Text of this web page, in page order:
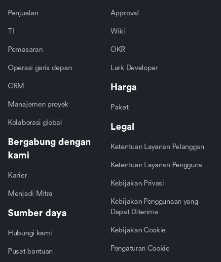
Penjualan
TI
Pemasaran
Operasi garis depan
CRM
Manajemen proyek
Kolaborasi global
Bergabung dengan
kami
Karier
Menjadi Mitra
Sumber daya
Hubungi kami
Pusat bantuan
Approval
Wiki
OKR
Lark Developer
Harga
Paket
Legal
Ketentuan Layanan Pelanggan
Ketentuan Layanan Pengguna
Kebijakan Privasi
Kebijakan Penggunaan yang
Dapat Diterima
Kebijakan Cookie
Pengaturan Cookie